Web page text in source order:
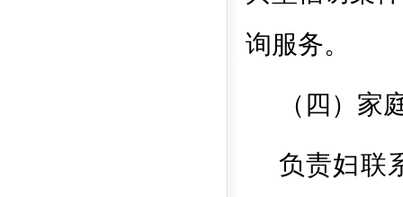
询服务。
（四）家
负责妇联